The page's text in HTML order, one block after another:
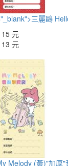
三麗鷗
15 元
13 元
Melody (黃)"加厚"